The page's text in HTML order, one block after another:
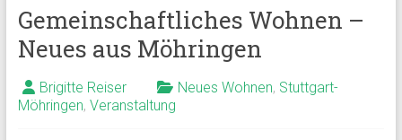
Gemeinschaftliches Wohnen –
Neues aus Möhringen
Brigitte Reiser Neues Wohnen, Stuttgart-
Möhringen, Veranstaltung